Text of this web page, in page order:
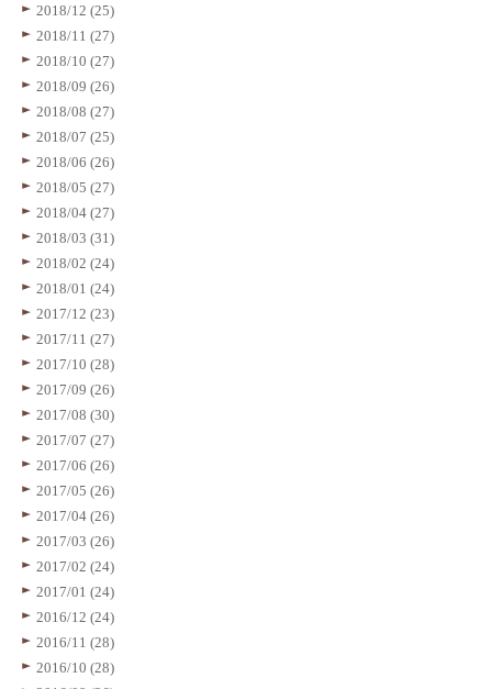
2018/12 (25)
2018/11 (27)
2018/10 (27)
2018/09 (26)
2018/08 (27)
2018/07 (25)
2018/06 (26)
2018/05 (27)
2018/04 (27)
2018/03 (31)
2018/02 (24)
2018/01 (24)
2017/12 (23)
2017/11 (27)
2017/10 (28)
2017/09 (26)
2017/08 (30)
2017/07 (27)
2017/06 (26)
2017/05 (26)
2017/04 (26)
2017/03 (26)
2017/02 (24)
2017/01 (24)
2016/12 (24)
2016/11 (28)
2016/10 (28)